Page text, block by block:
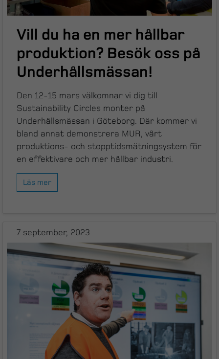
Vill du ha en mer hållbar
produktion? Besök oss på
Underhållsmässan!
Den 12-15 mars välkomnar vi dig till
Sustainability Circles monter på
Underhållsmässan i Göteborg. Där kommer vi
bland annat demonstrera MUR, vårt
produktions- och stopptidsmätningsystem för
en effektivare och mer hållbar industri.
Läs mer
7 september, 2023